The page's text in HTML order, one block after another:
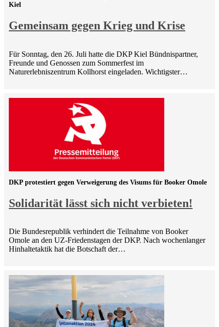
Gemeinsam gegen Krieg und Krise
Kiel
Für Sonntag, den 26. Juli hatte die DKP Kiel Bündnispartner,
Freunde und Genossen zum Sommerfest im
Naturerlebniszentrum Kollhorst eingeladen. Wichtigster…
Solidarität lässt sich nicht verbieten!
DKP protestiert gegen Verweigerung des Visums für Booker Omole
Die Bundesrepublik verhindert die Teilnahme von Booker
Omole an den UZ-Friedenstagen der DKP. Nach wochenlanger
Hinhaltetaktik hat die Botschaft der…